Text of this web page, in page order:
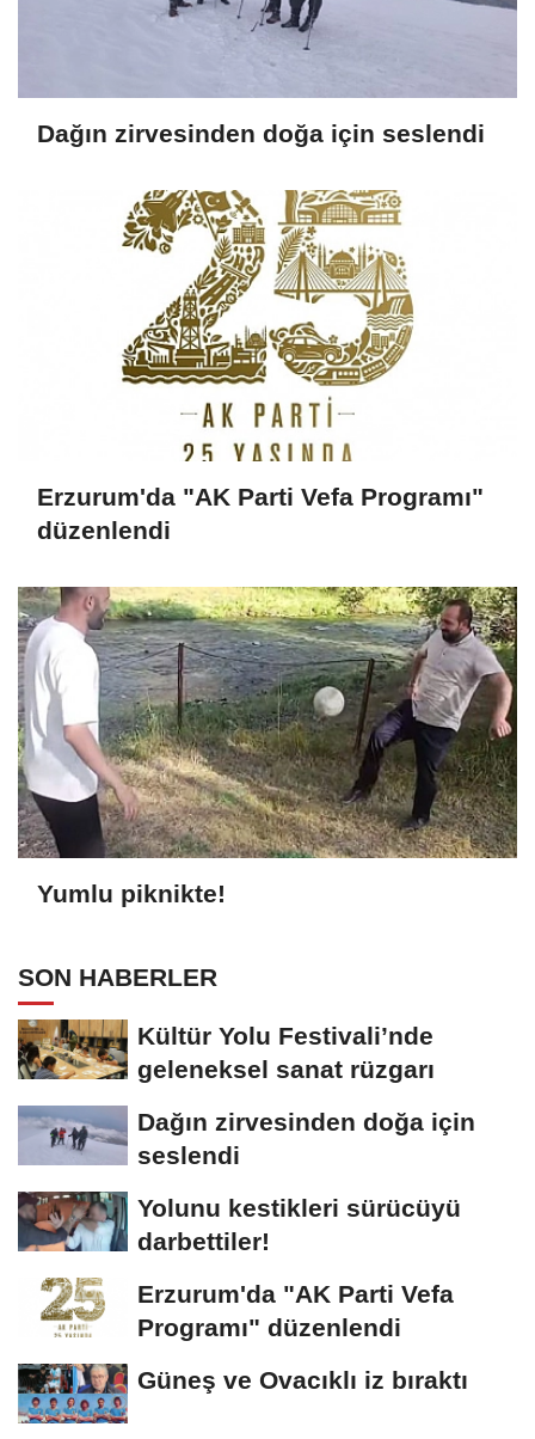
Dağın zirvesinden doğa için seslendi
Erzurum'da "AK Parti Vefa Programı"
düzenlendi
Yumlu piknikte!
SON HABERLER
Kültür Yolu Festivali’nde
geleneksel sanat rüzgarı
Dağın zirvesinden doğa için
seslendi
Yolunu kestikleri sürücüyü
darbettiler!
Erzurum'da "AK Parti Vefa
Programı" düzenlendi
Güneş ve Ovacıklı iz bıraktı